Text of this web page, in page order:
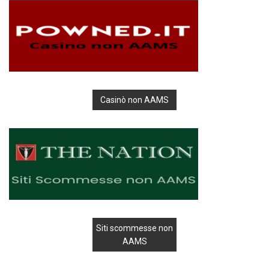
Casinò non AAMS
Siti scommesse non
AAMS